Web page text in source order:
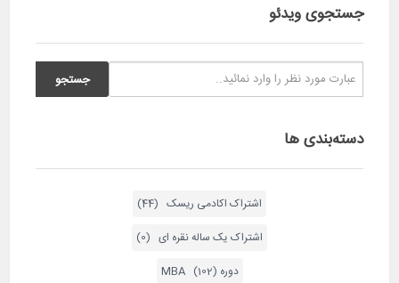
خیر اشتراک فیروزه فقط تک سمینارهای محمدحسین
ادیب است اشتراک طلایی و نقره ای دسترسی به دوره
های اموزشی دارند
جستجوی ویدئو
دسته‌بندی ها
اشتراک اکادمی ریسک (44)
اشتراک یک ساله نقره ای (0)
دوره MBA (102)